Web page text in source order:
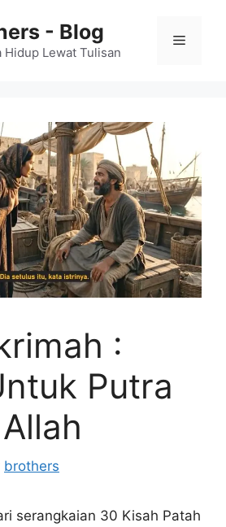
- Blog
Hidup Lewat Tulisan
Menu
:
Putra
brothers
serangkaian 30 Kisah Patah